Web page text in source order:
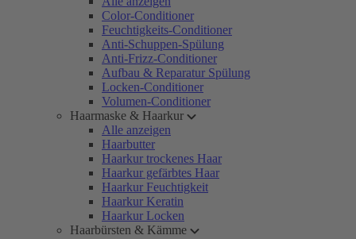
Color-Conditioner
Feuchtigkeits-Conditioner
Anti-Schuppen-Spülung
Anti-Frizz-Conditioner
Aufbau & Reparatur Spülung
Locken-Conditioner
Volumen-Conditioner
Haarmaske & Haarkur
Alle anzeigen
Haarbutter
Haarkur trockenes Haar
Haarkur gefärbtes Haar
Haarkur Feuchtigkeit
Haarkur Keratin
Haarkur Locken
Haarbürsten & Kämme